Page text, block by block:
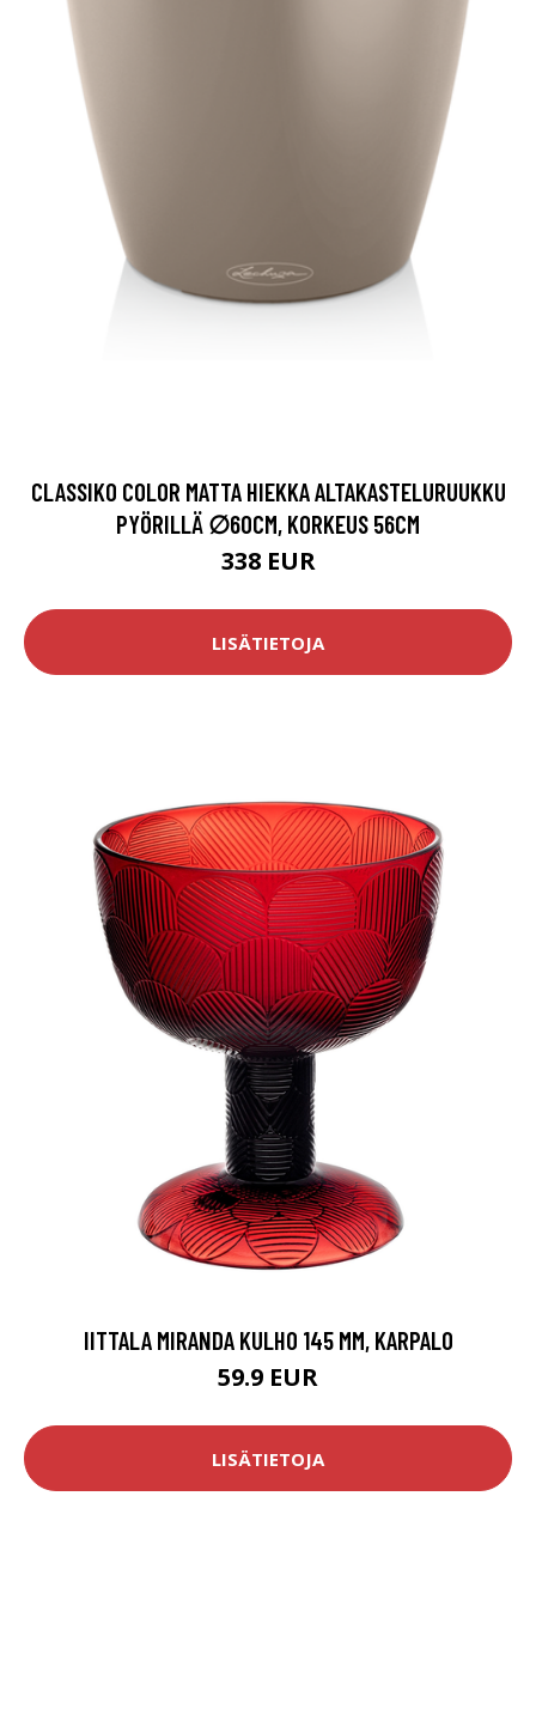
CLASSIKO COLOR MATTA HIEKKA ALTAKASTELURUUKKU
PYÖRILLÄ ∅60CM, KORKEUS 56CM
338 EUR
LISÄTIETOJA
IITTALA MIRANDA KULHO 145 MM, KARPALO
59.9 EUR
LISÄTIETOJA